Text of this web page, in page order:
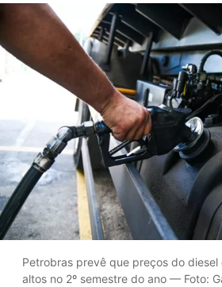
Petrobras prevê que preços do
altos no 2º semestre do ano — Foto: